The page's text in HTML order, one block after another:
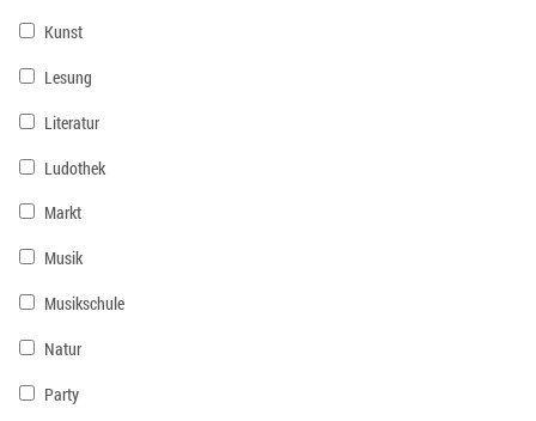
Kunst
Lesung
Literatur
Ludothek
Markt
Musik
Musikschule
Natur
Party